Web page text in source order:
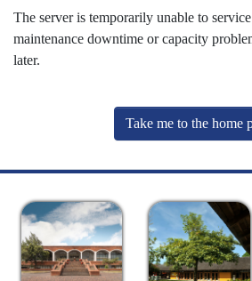
The server is temporarily unable to
maintenance downtime or capacity
later.
Take me to the home